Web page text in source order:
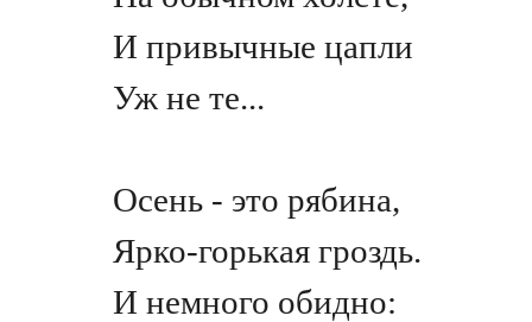
И привычные цапли
Уж не те...
Осень - это рябина,
Ярко-горькая гроздь.
И немного обидно: